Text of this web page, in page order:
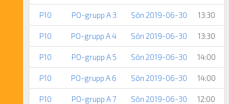
P10 PO-grupp A 3 Sön 2019-06-30 13:30
P10 PO-grupp A 4 Sön 2019-06-30 13:30
P10 PO-grupp A 5 Sön 2019-06-30 14:00
P10 PO-grupp A 6 Sön 2019-06-30 14:00
P10 PO-grupp A 7 Sön 2019-06-30 12:00